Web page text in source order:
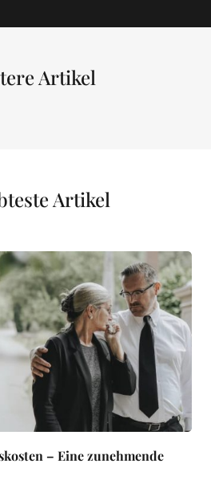
Artikel
Artikel
– Eine zunehmende